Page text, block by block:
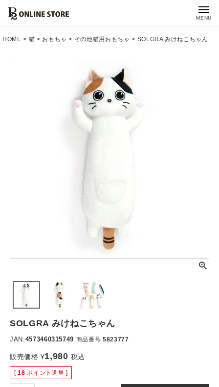
MENU
HOME 猫 おもちゃ その他猫用おもちゃ SOLGRA みけねこちゃん
SOLGRA みけねこちゃん
JAN:4573460315749 商品番号 5823777
販売価格 ¥1,980 税込
[ 18 ポイント進呈 ]